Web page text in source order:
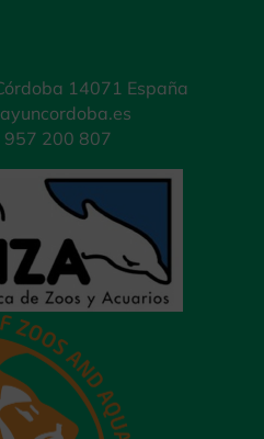
14071 España
957 200 807